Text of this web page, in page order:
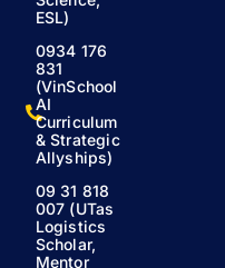
ESL)
0934 176
831
(VinSchool
AI
Curriculum
& Strategic
Allyships)
09 31 818
007 (UTas
Logistics
Scholar,
Mentor